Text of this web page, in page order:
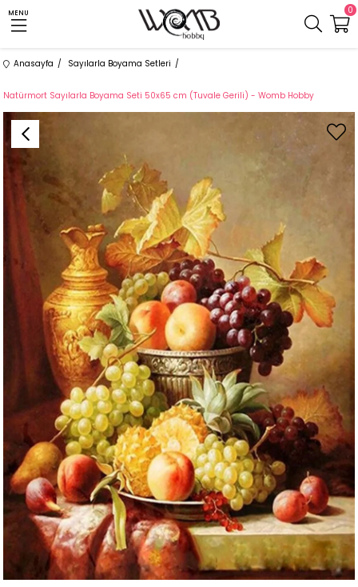
MENU 0
Anasayfa Sayılarla Boyama Setleri
Natürmort Sayılarla Boyama Seti 50x65 cm (Tuvale Gerili) - Womb Hobby